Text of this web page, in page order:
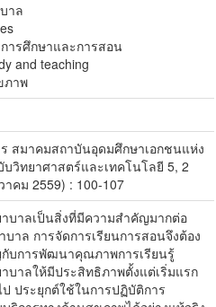
าล
ารศึกษาและการสอน
and teaching
ภาพ
สมาคมสถาบันอุดมศึกษาเอกชนแห่ง
บวิทยาศาสตร์และเทคโนโลยี 5, 2
คม 2559) : 100-107
บาลเป็นสิ่งที่มีความสำคัญมากต่อ
าล การจัดการเรียนการสอนจึงต้อง
บการพัฒนาคุณภาพการเรียนรู้
บาลให้มีประสิทธิภาพตั้งแต่เริ่มแรก
ประยุกต์ใช้ในการปฏิบัติการ